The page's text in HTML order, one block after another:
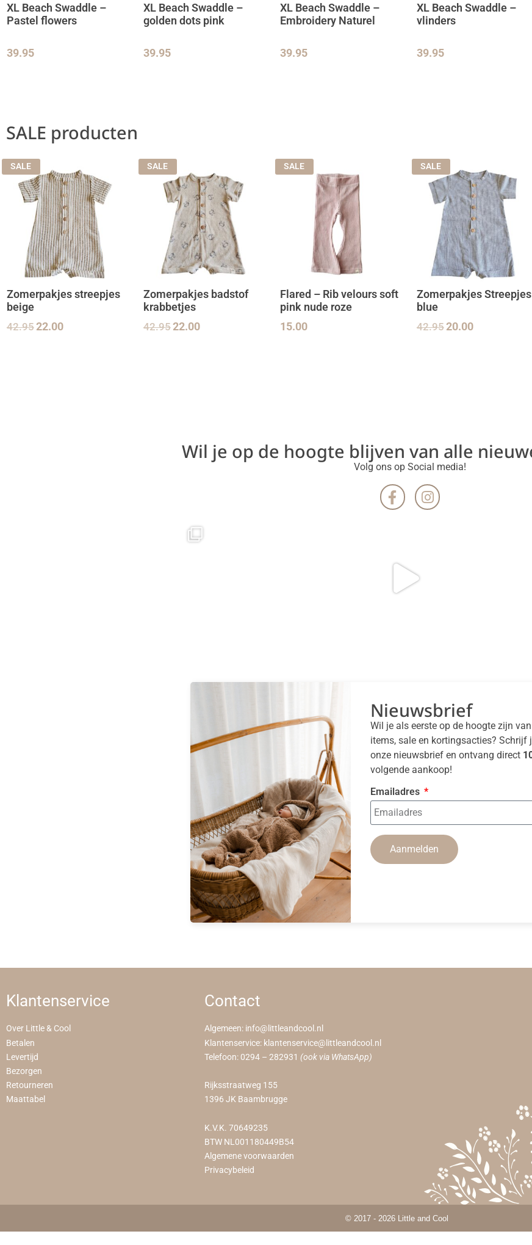
XL Beach Swaddle –
Pastel flowers
39.95
XL Beach Swaddle –
golden dots pink
39.95
XL Beach Swaddle –
Embroidery Naturel
39.95
XL Beach Swaddle –
vlinders
39.95
SALE producten
SALE
Zomerpakjes streepjes
beige
42.9522.00
SALE
Zomerpakjes badstof
krabbetjes
42.9522.00
SALE
Flared – Rib velours soft
pink nude roze
15.00
SALE
Zomerpakjes Streepjes
blue
42.9520.00
Wil je op de hoogte blijven van alle
Volg ons op Social media!
Nieuwsbrief
Wil je als eerste op de hoogte zijn
items, sale en kortingsacties? Schrijf
onze nieuwsbrief en ontvang direct
volgende aankoop!
Emailadres
Aanmelden
Klantenservice
Over Little & Cool
Betalen
Levertijd
Bezorgen
Retourneren
Maattabel
Contact
Algemeen: info@littleandcool.nl
Klantenservice: klantenservice@littleandcool.nl
Telefoon: 0294 – 282931 (ook via WhatsApp)
Rijksstraatweg 155
1396 JK Baambrugge
K.V.K. 70649235
BTW NL001180449B54
Algemene voorwaarden
Privacybeleid
© 2017 - 2026 Little and Cool